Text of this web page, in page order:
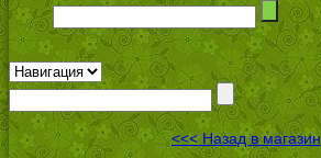
<<< Назад в магазин